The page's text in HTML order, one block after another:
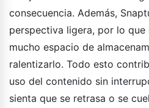
consecuencia. Además,
perspectiva ligera, por lo
mucho espacio de
ralentizarlo. Todo esto
uso del contenido sin
sienta que se retrasa o se